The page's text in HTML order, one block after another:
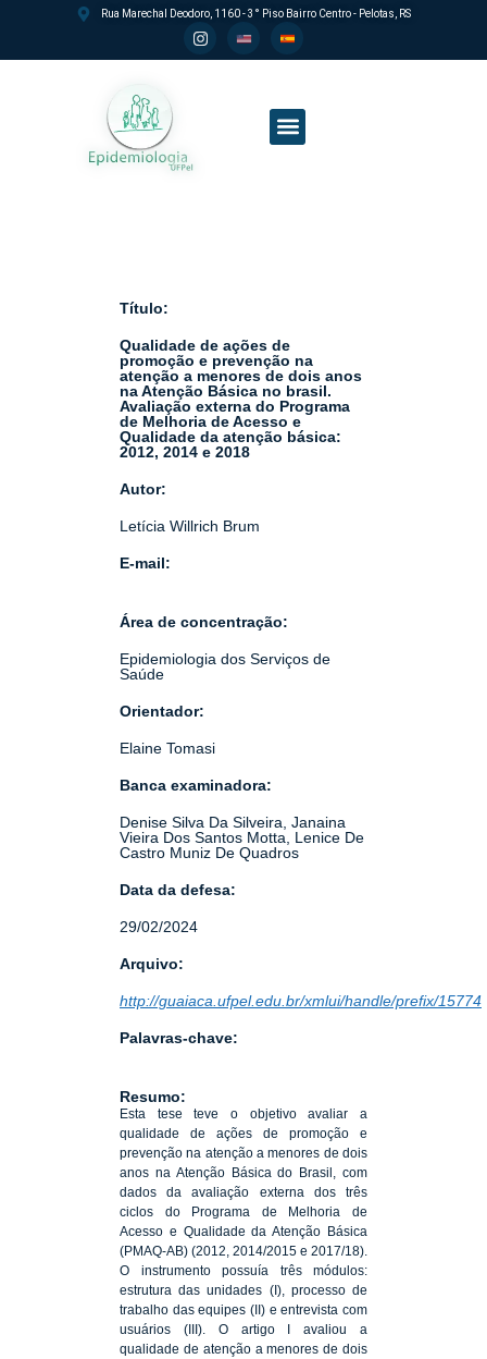
Rua Marechal Deodoro, 1160 - 3° Piso Bairro Centro - Pelotas, RS
Título:
Qualidade de ações de
promoção e prevenção na
atenção a menores de dois anos
na Atenção Básica no brasil.
Avaliação externa do Programa
de Melhoria de Acesso e
Qualidade da atenção básica:
2012, 2014 e 2018
Autor:
Letícia Willrich Brum
E-mail:
Área de concentração:
Epidemiologia dos Serviços de
Saúde
Orientador:
Elaine Tomasi
Banca examinadora:
Denise Silva Da Silveira, Janaina
Vieira Dos Santos Motta, Lenice De
Castro Muniz De Quadros
Data da defesa:
29/02/2024
Arquivo:
http://guaiaca.ufpel.edu.br/xmlui/handle/prefix/15774
Palavras-chave:
Resumo:
Esta tese teve o objetivo avaliar a
qualidade de ações de promoção e
prevenção na atenção a menores de dois
anos na Atenção Básica do Brasil, com
dados da avaliação externa dos três
ciclos do Programa de Melhoria de
Acesso e Qualidade da Atenção Básica
(PMAQ-AB) (2012, 2014/2015 e 2017/18).
O instrumento possuía três módulos:
estrutura das unidades (I), processo de
trabalho das equipes (II) e entrevista com
usuários (III). O artigo I avaliou a
qualidade de atenção a menores de dois